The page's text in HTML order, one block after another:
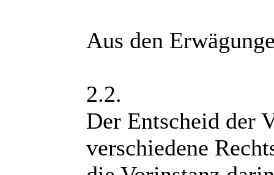
Aus den
2.2.
Der Entscheid der
verschiedene